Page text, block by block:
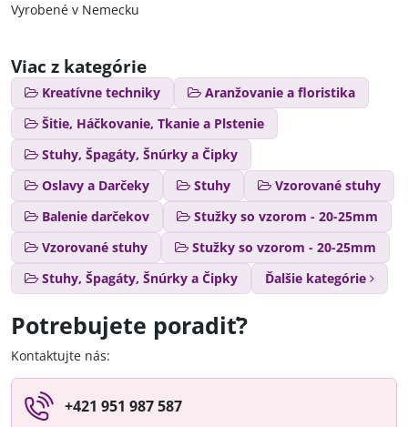
Vyrobené v Nemecku
Viac z kategórie
Kreatívne techniky
Aranžovanie a floristika
Šitie, Háčkovanie, Tkanie a Plstenie
Stuhy, Špagáty, Šnúrky a Čipky
Oslavy a Darčeky
Stuhy
Vzorované stuhy
Balenie darčekov
Stužky so vzorom - 20-25mm
Vzorované stuhy
Stužky so vzorom - 20-25mm
Stuhy, Špagáty, Šnúrky a Čipky
Ďalšie kategórie
Potrebujete poradiť?
Kontaktujte nás:
+421 951 987 587